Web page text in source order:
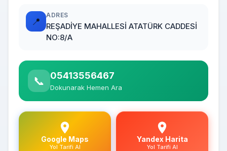
📍
ADRES
REŞADİYE MAHALLESİ ATATÜRK CADDESİ
NO:8/A
📞 05413556467
Dokunarak Hemen Ara
Google Maps
Yol Tarifi Al
Yandex Harita
Yol Tarifi Al